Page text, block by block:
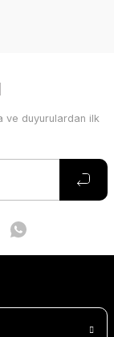
ve duyurulardan ilk